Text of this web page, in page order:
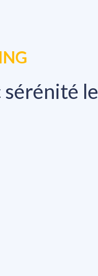
sérénité le